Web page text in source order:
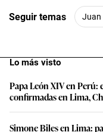
Seguir temas Juan
Lo más visto
Papa León XIV en Perú:
confirmadas en Lima,
Simone Biles en Lima: